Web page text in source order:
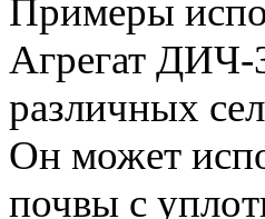
Примеры
Агрегат ДИЧ-
различных
Он может
почвы с